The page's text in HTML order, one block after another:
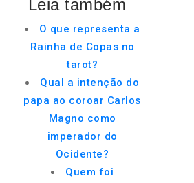
Leia também
O que representa a
Rainha de Copas no
tarot?
Qual a intenção do
papa ao coroar Carlos
Magno como
imperador do
Ocidente?
Quem foi